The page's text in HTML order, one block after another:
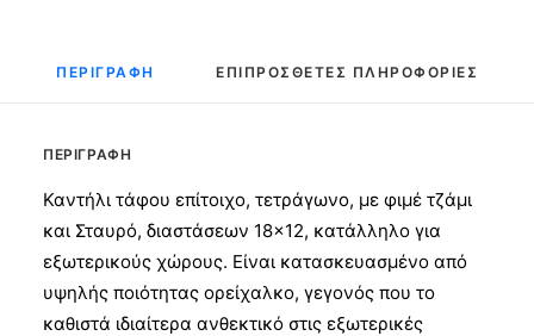
ΠΕΡΙΓΡΑΦΉ ΕΠΙΠΡΌΣΘΕΤΕΣ ΠΛΗΡΟΦΟΡΊΕΣ
ΠΕΡΙΓΡΑΦΉ
Καντήλι τάφου επίτοιχο, τετράγωνο, με φιμέ τζάμι
και Σταυρό, διαστάσεων 18×12, κατάλληλο για
εξωτερικούς χώρους. Είναι κατασκευασμένο από
υψηλής ποιότητας ορείχαλκο, γεγονός που το
καθιστά ιδιαίτερα ανθεκτικό στις εξωτερικές